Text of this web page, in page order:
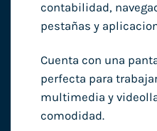
contabilidad,
pestañas y
Cuenta con una
perfecta para
multimedia y
comodidad.